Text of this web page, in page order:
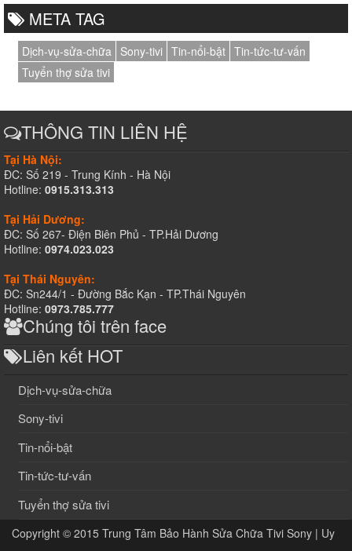
META TAG
Dịch-vụ-sửa-chữa Sony-tivi Tin-nổi-bật Tin-tức-tư-vấn
Tuyển thợ sửa tivi
THÔNG TIN LIÊN HỆ
Tại Hà Nội:
ĐC: Số 219 - Trung Kính - Hà Nội
Hotline: 0915.313.313
Tại Hải Dương:
ĐC: Số 267- Điện Biên Phủ - TP.Hải Dương
Hotline: 0974.023.023
Tại Thái Nguyên:
ĐC: Sn244/1 - Đường Bắc Kạn - TP.Thái Nguyên
Hotline: 0973.785.777
Chúng tôi trên face
Liên kết HOT
Dịch-vụ-sửa-chữa
Sony-tivi
Tin-nổi-bật
Tin-tức-tư-vấn
Tuyển thợ sửa tivi
Copyright © 2015 Trung Tâm Bảo Hành Sửa Chữa Tivi Sony | Uy